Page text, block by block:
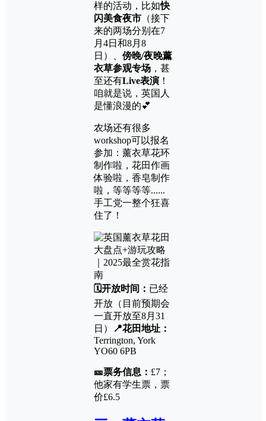
样的活动，比如快
闪美食夜市 （接下
来的两场分别在7
月4日和8月8
日）、 傍晚/夜晚薰
衣草参观专场 ，甚
至还有Live表演 ！
咱就是说，英国人
是懂浪漫的💕
农场还有很多
workshop可以报名
参加：薰衣草花环
制作啦，花田作画
体验啦，香皂制作
啦，等等等等......
手工党一整个狂喜
住了！
🗓️开放时间： 已经
开放（目前预期会
一直开放至8月31
日）
📍花田地址：
Terrington, York
YO60 6PB
🎫票务信息： £7；
他家有学生票，票
价£6.5